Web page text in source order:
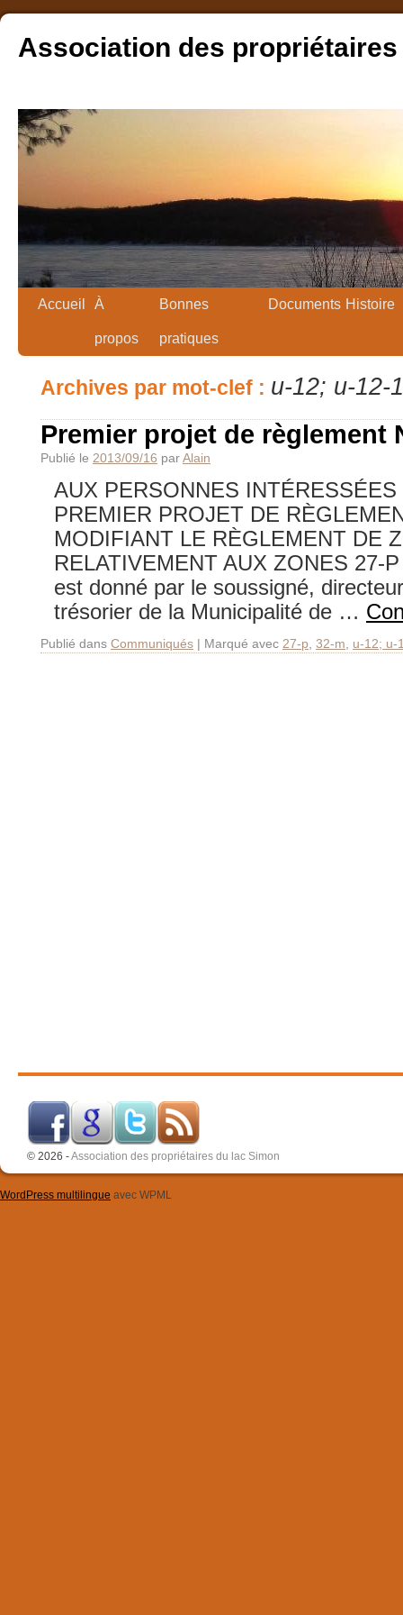
Association des
Accueil À
propos
Bonnes
pratiques
Documents Histoire
Archives par mot-clef : u-12; u-12-1
Premier projet de règlement
Publié le 2013/09/16 parAlain
AUX PERSONNES INTÉRESSÉES
PREMIER PROJET DE
MODIFIANT LE RÈGLEMENT DE
RELATIVEMENT AUX ZONES 27-
est donné par le soussigné,
trésorier de la Municipalité de …
Publié dans Communiqués | Marqué avec 27-p 32-m u-12; u-
© 2026 -Association des propriétaires du lac Simon
WordPress multilingue avec WPML